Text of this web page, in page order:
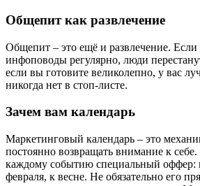
Общепит как развлечение
Общепит – это ещё и развлечение. Если
инфоповоды регулярно, люди
если вы готовите великолепно, у вас
никогда нет в стоп-листе.
Зачем вам календарь
Маркетинговый календарь – это
постоянно возвращать внимание к
каждому событию специальный оффер:
февраля, к весне. Не обязательно его